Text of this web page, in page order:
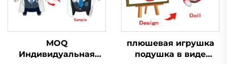
MOQ
Индивидуальная
плюшевая игрушка
подушка в виде